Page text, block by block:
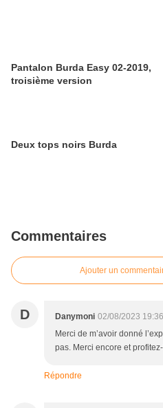
Pantalon Burda Easy 02-2019,
troisième version
Deux tops noirs Burda
Commentaires
Ajouter un
D Danymoni 02/08/2023 19:36
Merci de m’avoir donné
pas. Merci encore et
Répondre